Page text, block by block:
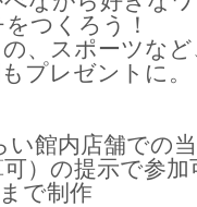
つくろう！
、スポーツな
プレゼントに。
い館内店舗での
）の提示で参加
で制作